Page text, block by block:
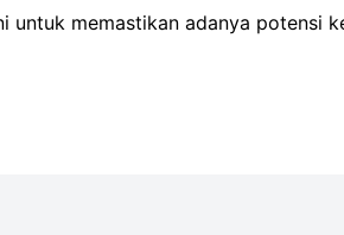
untuk memastikan adanya potensi